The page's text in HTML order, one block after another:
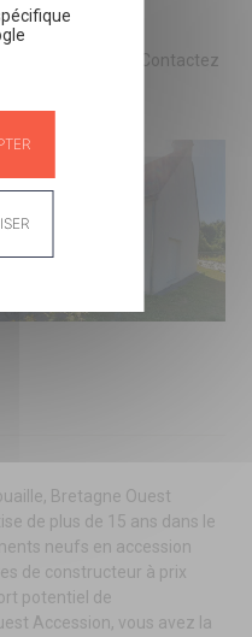
de gestion des cookies
sur le territoire ? Contactez
Bretagne Ouest
de plus de 15 ans dans le
neufs en accession
de constructeur à prix
potentiel de
Accession, vous avez la